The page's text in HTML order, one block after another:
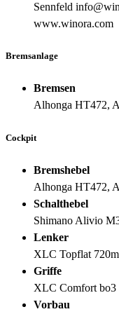
Sennfeld
www.winora.com
Bremsanlage
Bremsen
Alhonga HT472,
Cockpit
Bremshebel
Alhonga HT472,
Schalthebel
Shimano Alivio
Lenker
XLC Topflat
Griffe
XLC Comfort bo3
Vorbau